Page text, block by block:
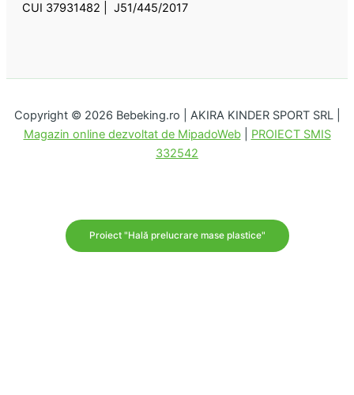
CUI 37931482 | J51/445/2017
Copyright © 2026 Bebeking.ro | AKIRA KINDER SPORT SRL |
Magazin online dezvoltat de MipadoWeb| PROIECT SMIS
332542
Proiect "Hală prelucrare mase plastice"